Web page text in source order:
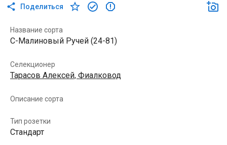
Поделиться
Название сорта
С-Малиновый Ручей (24-81)
Селекционер
Тарасов Алексей, Фиалковод
Описание сорта
Тип розетки
Стандарт